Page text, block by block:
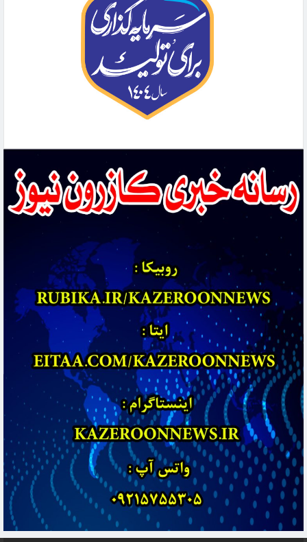
امامزاده سید حسین (ع) + فیلم
دکتر حمید هاشمی سرپرست شهرداری کازرون شد
خانه سالمندان کازرون با حضور مسئولان استانی و محلی افتتاح شد